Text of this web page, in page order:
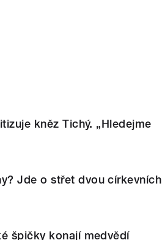
kněz Tichý. „Hledejme
Jde o střet dvou církevních
špičky konají medvědí